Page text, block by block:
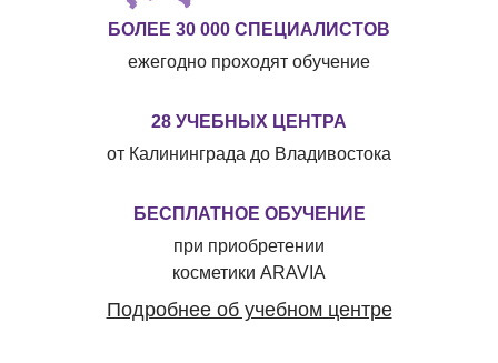
БОЛЕЕ 30 000 СПЕЦИАЛИСТОВ
ежегодно проходят обучение
28 УЧЕБНЫХ ЦЕНТРА
от Калининграда до Владивостока
БЕСПЛАТНОЕ ОБУЧЕНИЕ
при приобретении
косметики ARAVIA
Подробнее об учебном центре